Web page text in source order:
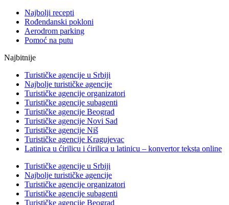
Najbolji recepti
Rođendanski pokloni
Aerodrom parking
Pomoć na putu
Najbitnije
Turističke agencije u Srbiji
Najbolje turističke agencije
Turističke agencije organizatori
Turističke agencije subagenti
Turističke agencije Beograd
Turističke agencije Novi Sad
Turističke agencije Niš
Turističke agencije Kragujevac
Latinica u ćirilicu i ćirilica u latinicu – konvertor teksta online
Turističke agencije u Srbiji
Najbolje turističke agencije
Turističke agencije organizatori
Turističke agencije subagenti
Turističke agencije Beograd